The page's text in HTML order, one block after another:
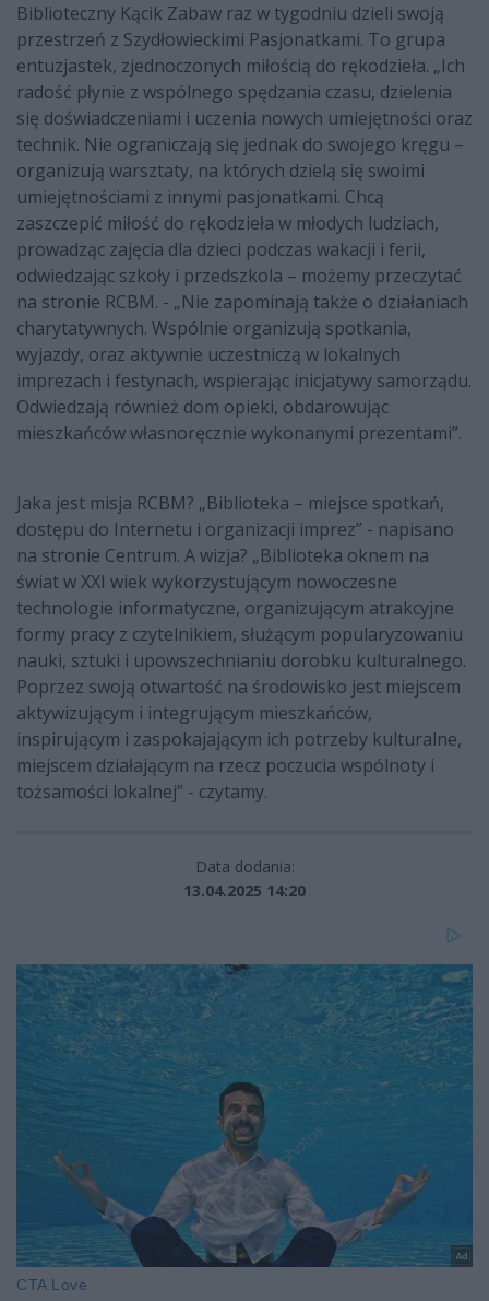
Biblioteczny Kącik Zabaw raz w tygodniu dzieli swoją
przestrzeń z Szydłowieckimi Pasjonatkami. To grupa
entuzjastek, zjednoczonych miłością do rękodzieła. „Ich
radość płynie z wspólnego spędzania czasu, dzielenia
się doświadczeniami i uczenia nowych umiejętności oraz
technik. Nie ograniczają się jednak do swojego kręgu –
organizują warsztaty, na których dzielą się swoimi
umiejętnościami z innymi pasjonatkami. Chcą
zaszczepić miłość do rękodzieła w młodych ludziach,
prowadząc zajęcia dla dzieci podczas wakacji i ferii,
odwiedzając szkoły i przedszkola – możemy przeczytać
na stronie RCBM. - „Nie zapominają także o działaniach
charytatywnych. Wspólnie organizują spotkania,
wyjazdy, oraz aktywnie uczestniczą w lokalnych
imprezach i festynach, wspierając inicjatywy samorządu.
Odwiedzają również dom opieki, obdarowując
mieszkańców własnoręcznie wykonanymi prezentami”.
Jaka jest misja RCBM? „Biblioteka – miejsce spotkań,
dostępu do Internetu i organizacji imprez” - napisano
na stronie Centrum. A wizja? „Biblioteka oknem na
świat w XXI wiek wykorzystującym nowoczesne
technologie informatyczne, organizującym atrakcyjne
formy pracy z czytelnikiem, służącym popularyzowaniu
nauki, sztuki i upowszechnianiu dorobku kulturalnego.
Poprzez swoją otwartość na środowisko jest miejscem
aktywizującym i integrującym mieszkańców,
inspirującym i zaspokajającym ich potrzeby kulturalne,
miejscem działającym na rzecz poczucia wspólnoty i
tożsamości lokalnej” - czytamy.
Data dodania:
13.04.2025 14:20